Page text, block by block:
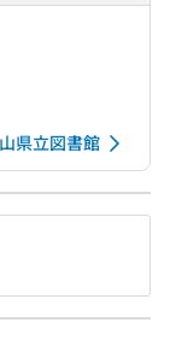
県立図書館